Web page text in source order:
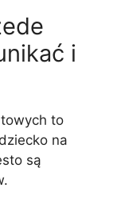
i
to
na
są